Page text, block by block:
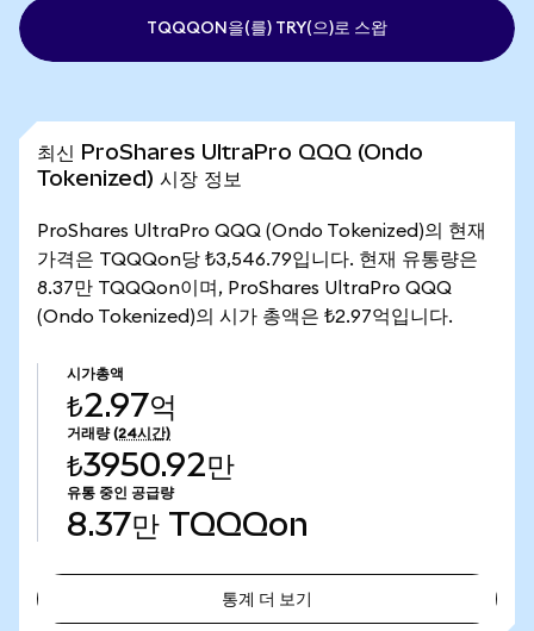
TQQQON을(를) TRY(으)로 스왑
최신 ProShares UltraPro QQQ (Ondo
Tokenized) 시장 정보
ProShares UltraPro QQQ (Ondo Tokenized)의 현재
가격은 TQQQon당 ₺3,546.79입니다. 현재 유통량은
8.37만 TQQQon이며, ProShares UltraPro QQQ
(Ondo Tokenized)의 시가 총액은 ₺2.97억입니다.
시가총액
₺2.97억
거래량 (24시간)
₺3950.92만
유통 중인 공급량
8.37만 TQQQon
통계 더 보기